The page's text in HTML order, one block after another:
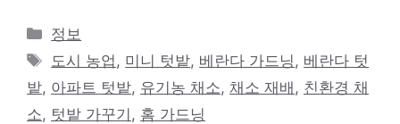
카
테
리
정보
태
그
도시 농업 , 미니 텃밭, 베란다 가드닝 , 베란다 텃
밭, 아파트 텃밭, 유기농 채소, 채소 재배 , 친환경 채
소, 텃밭 가꾸기 , 홈 가드닝